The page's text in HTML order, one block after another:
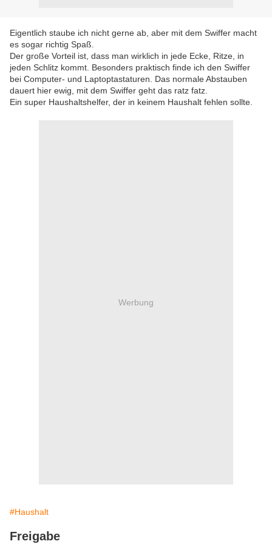
Eigentlich staube ich nicht gerne ab, aber mit dem Swiffer macht
es sogar richtig Spaß.
Der große Vorteil ist, dass man wirklich in jede Ecke, Ritze, in
jeden Schlitz kommt. Besonders praktisch finde ich den Swiffer
bei Computer- und Laptoptastaturen. Das normale Abstauben
dauert hier ewig, mit dem Swiffer geht das ratz fatz.
Ein super Haushaltshelfer, der in keinem Haushalt fehlen sollte.
Werbung
#Haushalt
Freigabe